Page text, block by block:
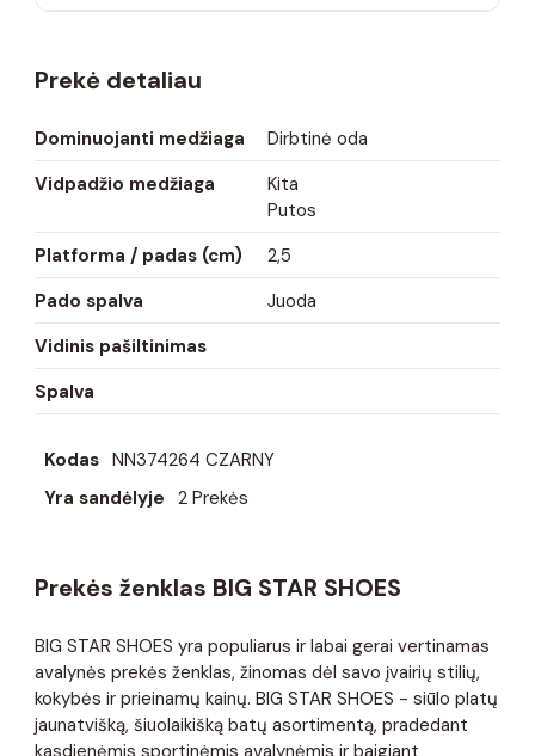
Prekė detaliau
Dominuojanti medžiaga
Dirbtinė oda
Vidpadžio medžiaga
Kita
Putos
Platforma / padas (cm)
2,5
Pado spalva
Juoda
Vidinis pašiltinimas
Spalva
Kodas NN374264 CZARNY
Yra sandėlyje 2 Prekės
Prekės ženklas BIG STAR SHOES
BIG STAR SHOES yra populiarus ir labai gerai vertinamas
avalynės prekės ženklas, žinomas dėl savo įvairių stilių,
kokybės ir prieinamų kainų. BIG STAR SHOES - siūlo platų
jaunatvišką, šiuolaikišką batų asortimentą, pradedant
kasdienėmis sportinėmis avalynėmis ir baigiant